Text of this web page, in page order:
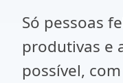
Só pessoas
produtivas e
possível,